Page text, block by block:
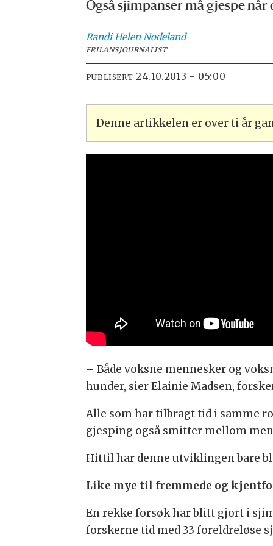
Også sjimpanser må gjespe når
Randi Helen Nodeland
FRILANSJOURNALIST
PUBLISERT 24.10.2013 - 05:00
Denne artikkelen er over ti år
– Både voksne mennesker og
hunder, sier Elainie Madsen,
Alle som har tilbragt tid i samme
gjesping også smitter mellom
Hittil har denne utviklingen bare
Like mye til fremmede og
En rekke forsøk har blitt gjort i
forskerne tid med 33 foreldreløse